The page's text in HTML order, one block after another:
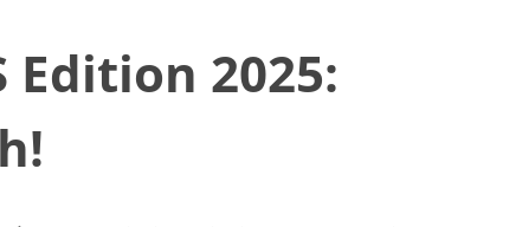
Edition 2025: